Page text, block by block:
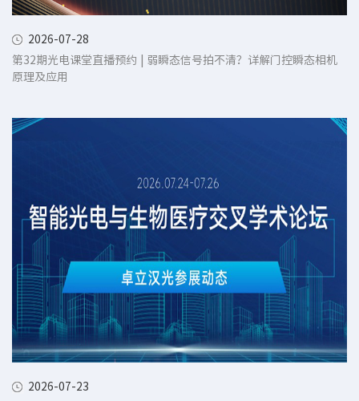
2026-07-28
第32期光电课堂直播预约 | 弱瞬态信号拍不清？详解门控瞬态相机
原理及应用
2026-07-23